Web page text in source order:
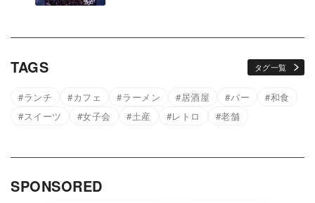
TAGS タグ一覧
ランチ カフェ ラーメン 居酒屋 バー
和食
スイーツ
女子会 土産 レトロ 老舗
SPONSORED